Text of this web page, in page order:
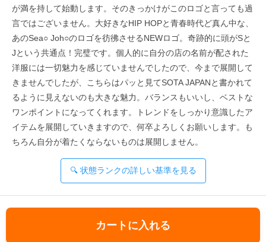
が満を持して始動します。そのきっかけがこのロゴと言っても過
言ではございません。大好きなHIP HOPと青春時代ど真ん中な、
あのSea○ Joh○のロゴを彷彿させるNEWロゴ。奇跡的に頭がSと
Jという共通点！完璧です。個人的に自分の店の名前が配された
洋服には一切魅力を感じていませんでしたので、今まで展開して
きませんでしたが、こちらはパッと見てSOTA JAPANと書かれて
るように見えないのも大きな魅力。バランスもいいし、ベストな
ワンポイントになってくれます。トレンドをしっかり意識したア
イテムを展開していきますので、何卒よろしくお願いします。も
ちろん自分が着たくならないものは展開しません。
🔍 状態ランクの詳しい基準を見る
カートに入れる